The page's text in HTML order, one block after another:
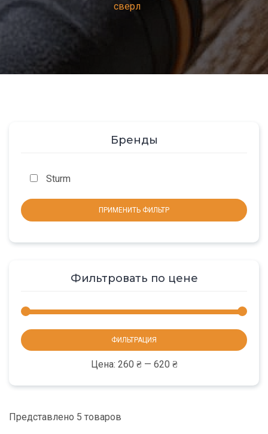
сверл
Бренды
Sturm
ПРИМЕНИТЬ ФИЛЬТР
Фильтровать по цене
ФИЛЬТРАЦИЯ
Цена: 260 ₴— 620 ₴
Представлено 5 товаров